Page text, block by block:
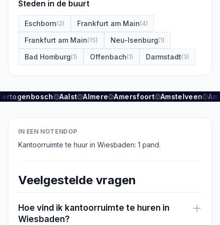
Steden in de buurt
Eschborn(2) Frankfurt am Main(4)
Frankfurt am Main(15) Neu-Isenburg(1)
Bad Homburg(1) Offenbach(1) Darmstadt(3)
Aalst Almere Amersfoort Amstelveen
IN EEN NOTENDOP
Kantoorruimte te huur in Wiesbaden: 1 pand.
Veelgestelde vragen
Hoe vind ik kantoorruimte te huren in
Wiesbaden?